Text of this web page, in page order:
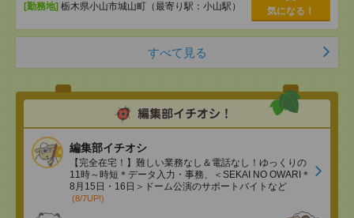
[勤務地] 栃木県小山市城山町（最寄り駅：小山駅） 気になる！
すべて見る
編集部イチオシ
【完全在宅！】難しい業務なし＆電話なし！ゆっくりの
11時～時短＊データ入力・事務、＜SEKAI NO OWARI＊
8月15日・16日＞ドーム公演のサポートバイトなど
(8/7UP!)